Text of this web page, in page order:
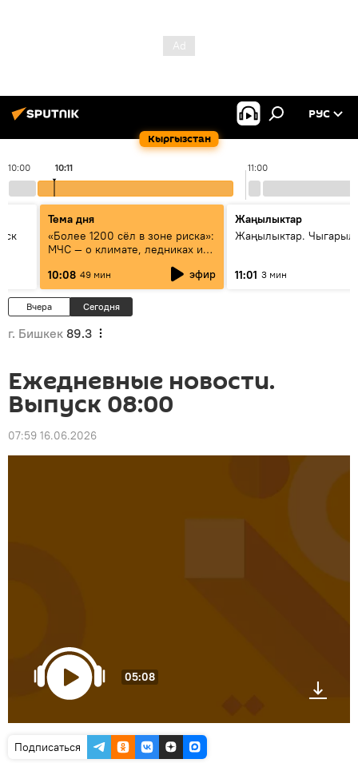
Кыргызстан
РУС
10:00 11:00
10:11
Тема дня
«Более 1200 сёл в зоне риска»:
МЧС — о климате, ледниках и
населения
10:08 49 мин эфир
Жаңылыктар
Жаңылыктар.
11:01 3 мин
Вчера Сегодня
г. Бишкек 89.3
Ежедневные новости.
Выпуск 08:00
07:59 16.06.2026
05:08
Подписаться